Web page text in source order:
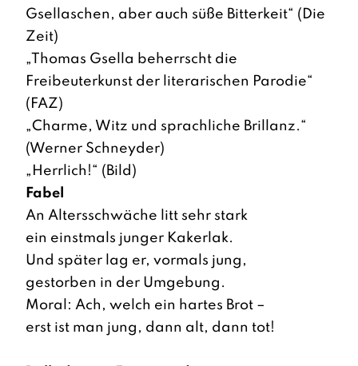
Gsellaschen, aber auch süße Bitterkeit“ (Die
Zeit)
„Thomas Gsella beherrscht die
Freibeuterkunst der literarischen Parodie“
(FAZ)
„Charme, Witz und sprachliche Brillanz.“
(Werner Schneyder)
„Herrlich!“ (Bild)
Fabel
An Altersschwäche litt sehr stark
ein einstmals junger Kakerlak.
Und später lag er, vormals jung,
gestorben in der Umgebung.
Moral: Ach, welch ein hartes Brot –
erst ist man jung, dann alt, dann tot!